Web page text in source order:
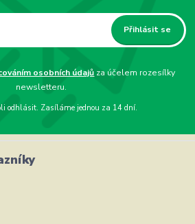
Přihlásit se
osobních údajů za účelem rozesílky
newsletteru.
odhlásit. Zasíláme jednou za 14 dní.